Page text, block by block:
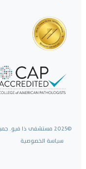
©2025 مستشفى ذا فيو. جميع الحقوق محفوظة.
سياسة الخصوصية